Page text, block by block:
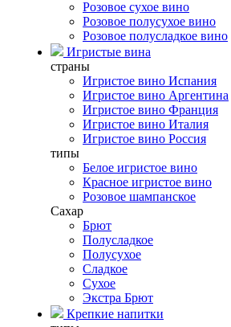
Розовое сухое вино
Розовое полусухое вино
Розовое полусладкое вино
Игристые вина
страны
Игристое вино Испания
Игристое вино Аргентина
Игристое вино Франция
Игристое вино Италия
Игристое вино Россия
типы
Белое игристое вино
Красное игристое вино
Розовое шампанское
Сахар
Брют
Полусладкое
Полусухое
Сладкое
Сухое
Экстра Брют
Крепкие напитки